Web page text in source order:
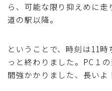
ら、可能な限り抑えめに
道の駅以降。
ということで、時刻は11
っと終わりました。PC１
間強かかりました、長いよ